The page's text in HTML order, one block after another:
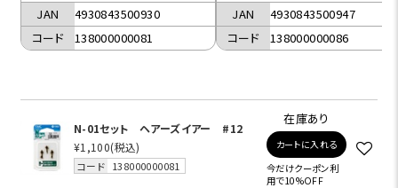
JAN
4930843500930
コード
138000000081
JAN
4930843500947
コード
138000000086
N-01セット ヘアーズイアー #12
¥1,100(税込)
コード 138000000081
在庫あり
カートに入れる
今だけクーポン利
用で10%OFF